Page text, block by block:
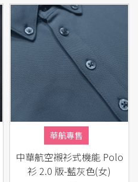
華航專售
中華航空襯衫式機能 Polo
衫 2.0 版-藍灰色(女)